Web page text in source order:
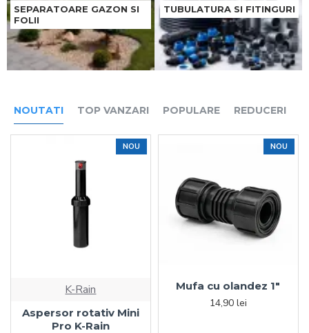
SEPARATOARE GAZON SI
FOLII
TUBULATURA SI FITINGURI
NOUTATI TOP VANZARI POPULARE REDUCERI
NOU
K-Rain
Aspersor rotativ Mini
Pro K-Rain
NOU
Mufa cu olandez 1"
14,90 lei